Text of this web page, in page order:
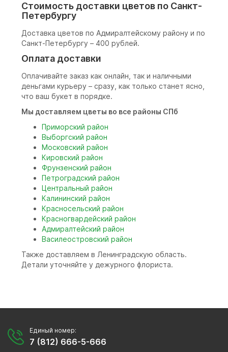
Стоимость доставки цветов по Санкт-
Петербургу
Доставка цветов по Адмиралтейскому району и по
Санкт-Петербургу – 400 рублей.
Оплата доставки
Оплачивайте заказ как онлайн, так и наличными
деньгами курьеру – сразу, как только станет ясно,
что ваш букет в порядке.
Мы доставляем цветы во все районы СПб
Приморский район
Выборгский район
Московский район
Кировский район
Фрунзенский район
Петроградский район
Центральный район
Калининский район
Красносельский район
Красногвардейский район
Адмиралтейский район
Василеостровский район
Также доставляем в Ленинградскую область.
Детали уточняйте у дежурного флориста.
Единый номер:
7 (812) 666-5-666